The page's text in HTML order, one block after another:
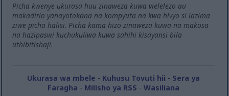
Picha kwenye ukurasa huu zinaweza kuwa vielelezo au
makadirio yanayotokana na kompyuta na kwa hivyo si lazima
ziwe picha halisi. Picha kama hizo zinaweza kuwa na makosa
na hazipaswi kuchukuliwa kuwa sahihi kisayansi bila
uthibitishaji.
Ukurasa wa mbele - Kuhusu Tovuti hii - Sera ya
Faragha - Milisho ya RSS -Wasiliana